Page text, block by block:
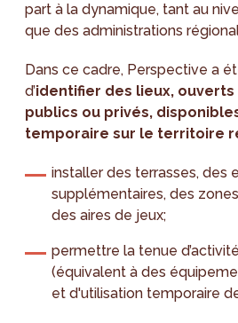
part à la dynamique, tant au
que des administrations
Dans ce cadre, Perspective a
d’identifier des lieux,
publics ou privés,
temporaire sur le territoire
installer des terrasses, des
supplémentaires, des
des aires de jeux;
permettre la tenue
(équivalent à des
et d'utilisation temporaire